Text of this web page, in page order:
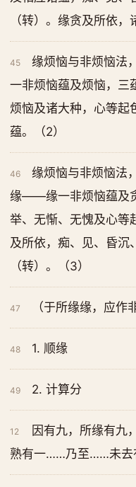
（转）。缘贪及所依，
45
缘烦恼与非烦恼
一非烦恼蕴及烦恼，
烦恼及诸大种，心等起
蕴。（2）
46
缘烦恼与非烦恼法
缘——缘一非烦恼蕴及
举、无惭、无愧及心
及所依，痴、见、昏沉
（转）。（3）
47 （于所缘缘，应作
48 1. 顺缘
49 2. 计算分
12
因有九，所缘有九
熟有一……乃至……未去